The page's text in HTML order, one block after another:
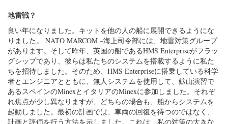
地雷戦？
良い年になりました。キットを他の人の船に展開できるようにな
りました。 NATO MARCOM –海上司令部には、地雷対策グループ
があります。そして昨年、英国の船であるHMS Enterpriseがフラッ
グシップであり、彼らは私たちのシステムを搭載するように私た
ちを招待しました。そのため、HMS Enterpriseに搭乗している科学
者とエンジニアとともに、無人システムを使用して、鉱山演習で
あるスペインのMinexとイタリアのMinexに参加しました。それぞ
れ焦点が少し異なりますが、どちらの場合も、船からシステムを
起動しました。最初の計画では、車両の回復を待つのではなく、
計画と評価を行う方法を示しました。これは、私の対策の大きな